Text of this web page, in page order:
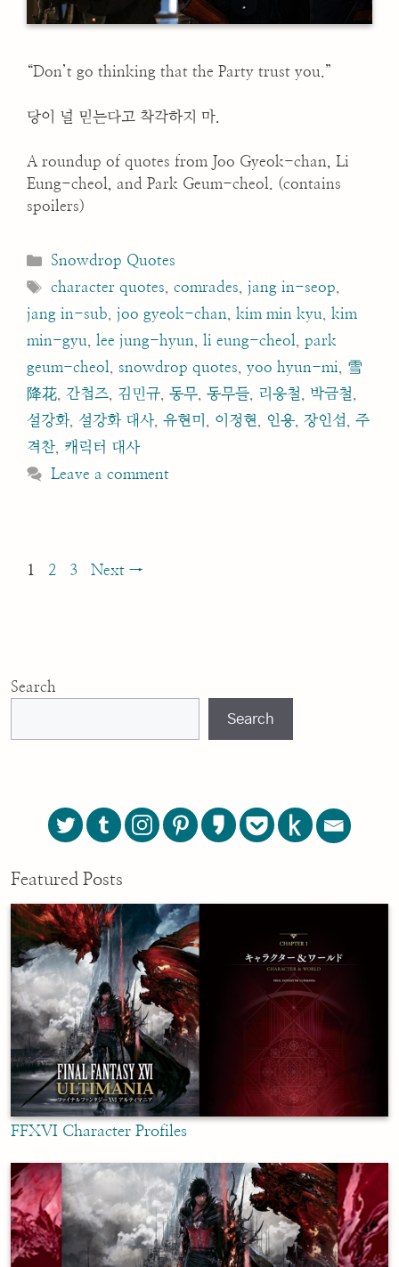
“Don’t go thinking that the Party trust you.”
당이 널 믿는다고 착각하지 마.
A roundup of quotes from Joo Gyeok-chan, Li
Eung-cheol, and Park Geum-cheol. (contains
spoilers)
Categories
Snowdrop Quotes
Tags
character quotes,comrades,jang in-seop,
jang in-sub, joo gyeok-chan, kim min kyu, kim
min-gyu, lee jung-hyun, li eung-cheol, park
geum-cheol, snowdrop quotes, yoo hyun-mi, 雪
降花, 간첩즈, 김민규, 동무, 동무들, 리응철, 박금철,
설강화, 설강화 대사, 유현미 , 이정현, 인용, 장인섭, 주
격찬, 캐릭터 대사
Leave a comment
Post
Page
1 Page
2 Page
3 Next →
Search
Search
Featured Posts
FFXVI Character Profiles